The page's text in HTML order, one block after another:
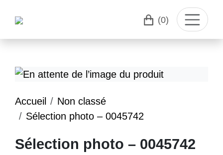
(0)
Accueil
Non classé
Sélection photo – 0045742
Sélection photo – 0045742